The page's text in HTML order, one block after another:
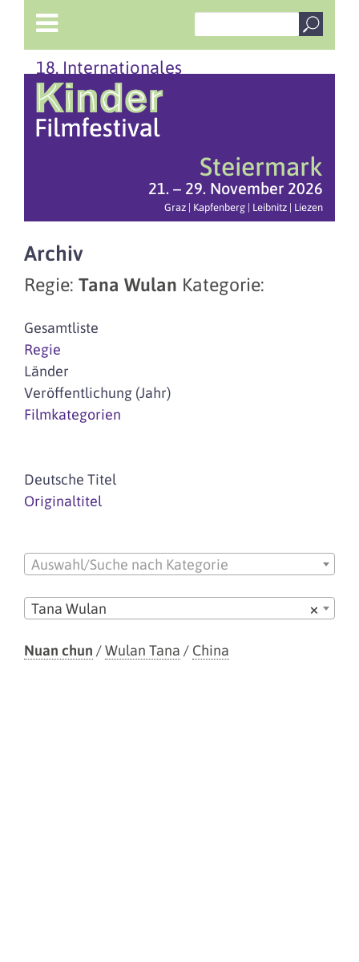
18. Internationales
Steiermark
21. – 29. November 2026
Graz | Kapfenberg | Leibnitz | Liezen
Archiv
Regie: Tana Wulan Kategorie:
Gesamtliste
Regie
Länder
Veröffentlichung (Jahr)
Filmkategorien
Deutsche Titel
Originaltitel
Auswahl/Suche nach Kategorie
×
Tana Wulan
Nuan chun /Wulan Tana / China